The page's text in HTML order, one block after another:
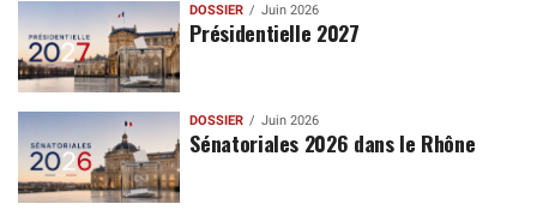
DOSSIER Juin 2026
Présidentielle 2027
DOSSIER Juin 2026
Sénatoriales 2026 dans le Rhône